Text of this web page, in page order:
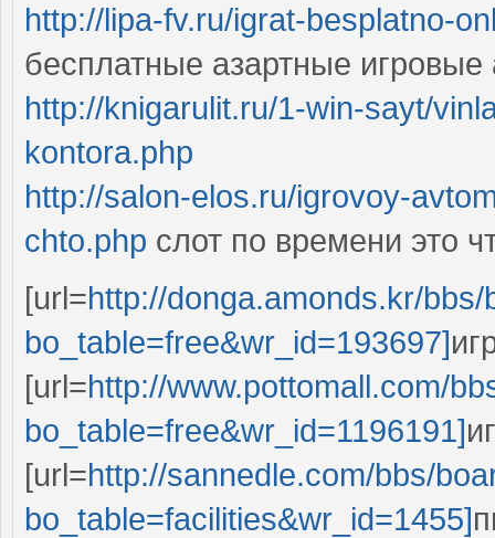
http://lipa-fv.ru/igrat-besplatno-
бесплатные азартные игровые
http://knigarulit.ru/1-win-sayt/
kontora.php
http://salon-elos.ru/igrovoy-
chto.php слот по времени это
[url=http://donga.amonds.kr/bbs/
bo_table=free&wr_id=193697]
[url=http://www.pottomall.com/
bo_table=free&wr_id=1196191]
[url=http://sannedle.com/bbs/
bo_table=facilities&wr_id=1455]